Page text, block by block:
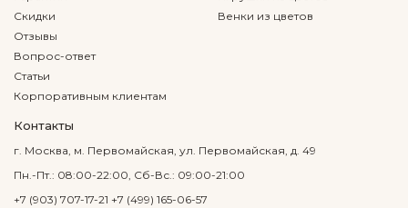
Скидки
Отзывы
Вопрос-ответ
Статьи
Корпоративным клиентам
Венки из цветов
Контакты
г. Москва, м. Первомайская, ул. Первомайская, д. 49
Пн.-Пт.: 08:00-22:00, Сб-Вс.: 09:00-21:00
+7 (903) 707-17-21 +7 (499) 165-06-57